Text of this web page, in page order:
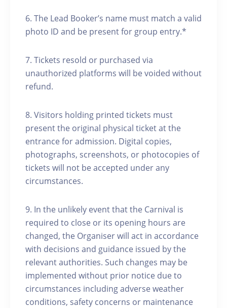
6. ⁠The Lead Booker’s name must match a valid
photo ID and be present for group entry.*
7.⁠ ⁠Tickets resold or purchased via
unauthorized platforms will be voided without
refund.
8. Visitors holding printed tickets must
present the original physical ticket at the
entrance for admission. Digital copies,
photographs, screenshots, or photocopies of
tickets will not be accepted under any
circumstances.
9. In the unlikely event that the Carnival is
required to close or its opening hours are
changed, the Organiser will act in accordance
with decisions and guidance issued by the
relevant authorities. Such changes may be
implemented without prior notice due to
circumstances including adverse weather
conditions, safety concerns or maintenance